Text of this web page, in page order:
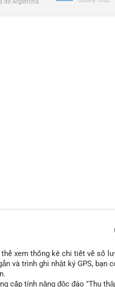
de Argentina
thể xem thống kê chi tiết về số
và trình ghi nhật ký GPS, bạn
cấp tính năng độc đáo "Thu